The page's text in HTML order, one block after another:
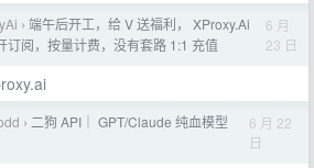
› 端午后开工，给 V 送福利， XProxy.Ai
订阅，按量计费，没有套路 1:1 充值
6 月
23 日
› 二狗 API｜ GPT/Claude 纯血模型
6 月 22
日